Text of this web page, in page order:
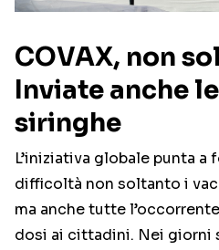
COVAX, non
Inviate anche
siringhe
L’iniziativa globale punta a
difficoltà non soltanto i
ma anche tutte
dosi ai cittadini. Nei giorni